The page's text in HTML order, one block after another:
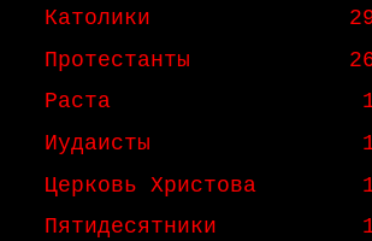
Католики
Протестанты
Раста 1485
Иудаисты
Церковь Христова
Пятидесятники